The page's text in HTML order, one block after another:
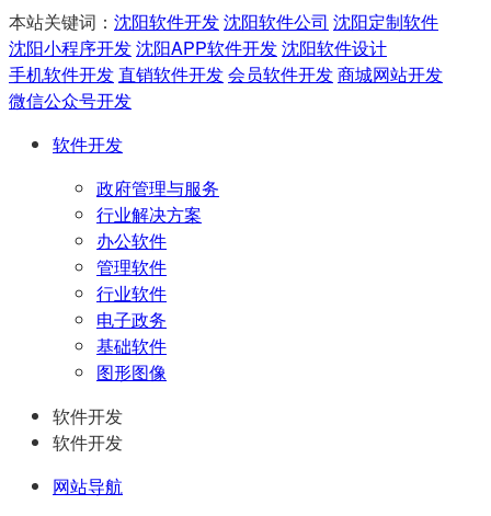
本站关键词： 沈阳软件开发沈阳软件公司 沈阳定制软件
沈阳小程序开发沈阳APP软件开发沈阳软件设计
手机软件开发直销软件开发会员软件开发商城网站开发
微信公众号开发
软件开发
政府管理与服务
行业解决方案
办公软件
管理软件
行业软件
电子政务
基础软件
图形图像
软件开发
软件开发
网站导航